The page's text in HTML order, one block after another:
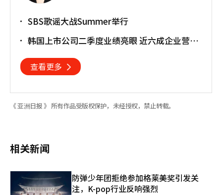
SBS歌谣大战Summer举行
韩国上市公司二季度业绩亮眼 近六成企业营业
查看更多
《 亚洲日报 》 所有作品受版权保护，未经授权，禁止转载。
相关新闻
防弹少年团拒绝参加格莱美奖引发关
注，K-pop行业反响强烈